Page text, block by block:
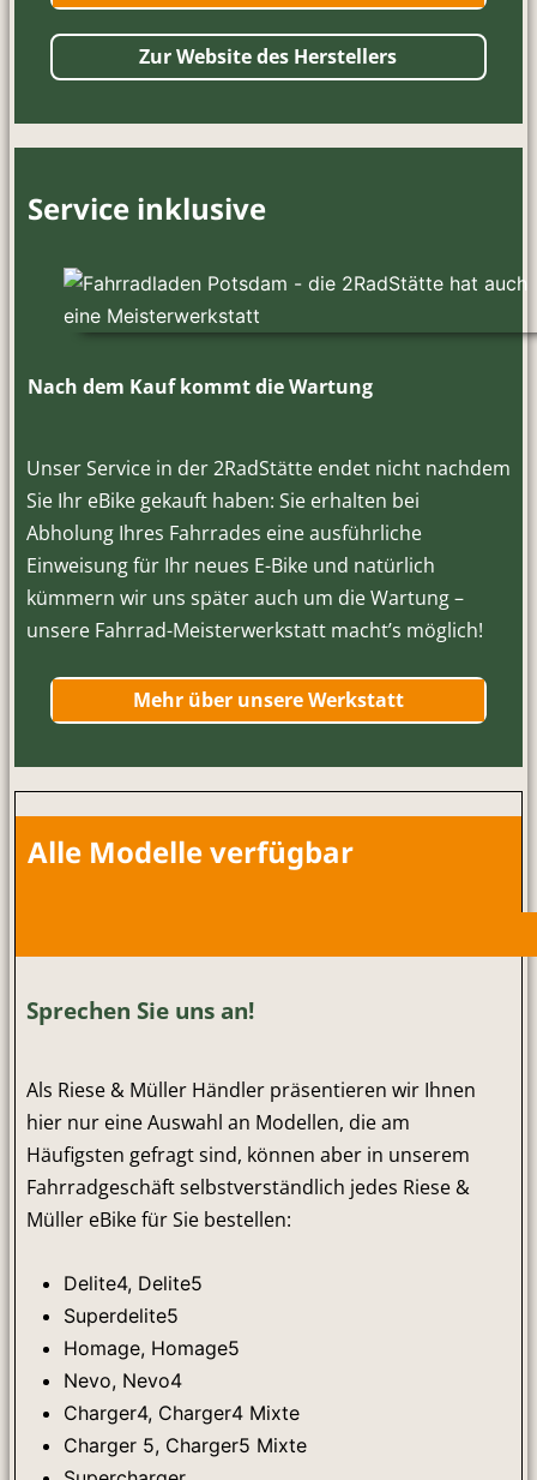
Zur Website des Herstellers
Service inklusive
Nach dem Kauf kommt die Wartung
Unser Service in der 2RadStätte endet nicht nachdem
Sie Ihr eBike gekauft haben: Sie erhalten bei
Abholung Ihres Fahrrades eine ausführliche
Einweisung für Ihr neues E-Bike und natürlich
kümmern wir uns später auch um die Wartung –
unsere Fahrrad-Meisterwerkstatt macht’s möglich!
Mehr über unsere Werkstatt
Alle Modelle verfügbar
Sprechen Sie uns an!
Als Riese & Müller Händler präsentieren wir Ihnen
hier nur eine Auswahl an Modellen, die am
Häufigsten gefragt sind, können aber in unserem
Fahrradgeschäft selbstverständlich jedes Riese &
Müller eBike für Sie bestellen:
Delite4, Delite5
Superdelite5
Homage, Homage5
Nevo, Nevo4
Charger4, Charger4 Mixte
Charger 5, Charger5 Mixte